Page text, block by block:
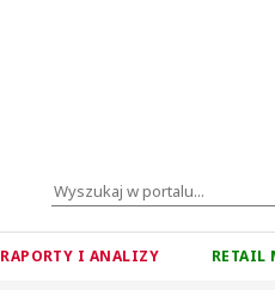
RAPORTY I ANALIZY RETAIL